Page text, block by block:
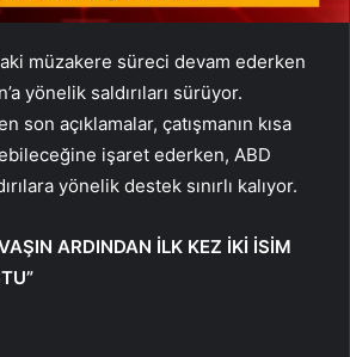
müzakere süreci devam ederken
yönelik saldırıları sürüyor.
son açıklamalar, çatışmanın kısa
işaret ederken, ABD
yönelik destek sınırlı kalıyor.
ARDINDAN İLK KEZ İKİ İSİM